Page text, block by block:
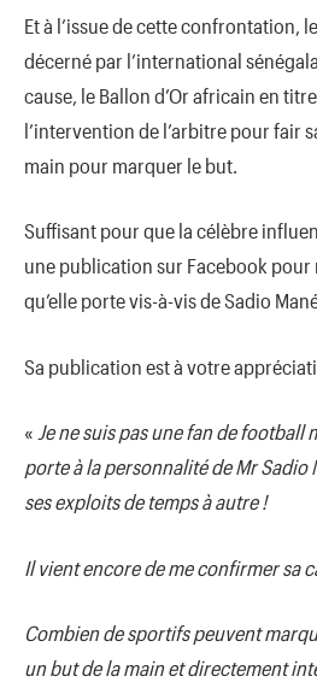
Et à l’issue de cette confrontation,
décerné par l’international
cause, le Ballon d’Or africain en
l’intervention de l’arbitre pour fair
main pour marquer le but.
Suffisant pour que la célèbre
une publication sur Facebook pour
qu’elle porte vis-à-vis de Sadio
Sa publication est à votre
« Je ne suis pas une fan de football
porte à la personnalité de Mr Sadio
ses exploits de temps à autre !
Il vient encore de me confirmer sa
Combien de sportifs peuvent
un but de la main et directement